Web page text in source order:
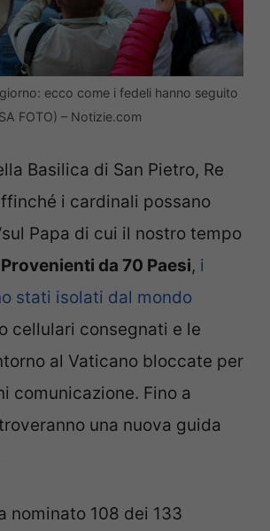
ecco come i fedeli hanno seguito
FOTO) – Notizie.com
Basilica di San Pietro, Re
i cardinali possano
Papa di cui il nostro tempo
Provenienti da 70 Paesi, i
stati isolati dal mondo
cellulari consegnati e le
al Vaticano bloccate per
comunicazione. Fino a
una nuova guida
nominato 108 dei 133